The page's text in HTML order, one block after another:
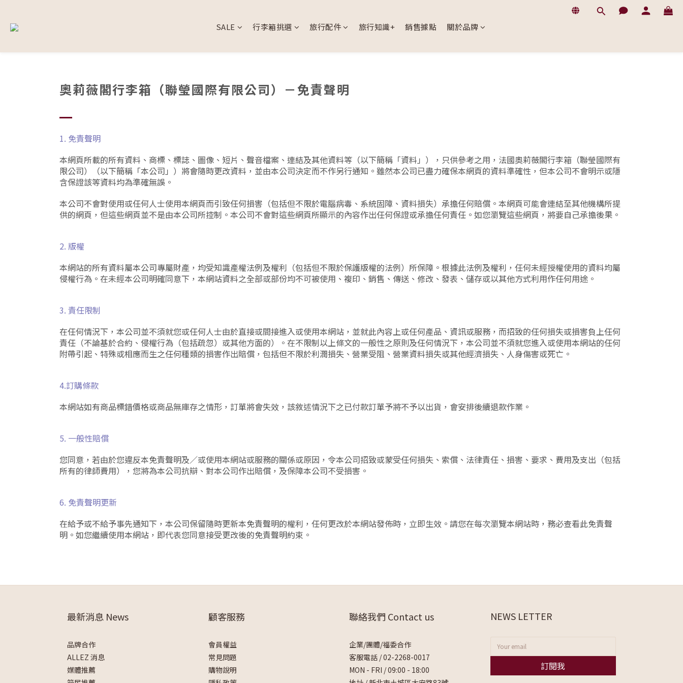
SALE 行李箱挑選 旅行配件 旅行知識+ 銷售據點 關於品牌
奧莉薇閣行李箱（聯瑩國際有限公司）－免責聲明
1. 免責聲明
本網頁所載的所有資料、商標、標誌、圖像、短片、聲音檔案、連結及其他資料等（以下簡稱「資料」），只供參考之用，法國奧莉薇閣行李箱（聯瑩國際有
限公司）（以下簡稱「本公司」）將會隨時更改資料，並由本公司決定而不作另行通知。雖然本公司已盡力確保本網頁的資料準確性，但本公司不會明示或隱
含保證該等資料均為準確無誤。
本公司不會對使用或任何人士使用本網頁而引致任何損害（包括但不限於電腦病毒、系統固障、資料損失）承擔任何賠償。本網頁可能會連結至其他機構所提
供的網頁，但這些網頁並不是由本公司所控制。本公司不會對這些網頁所顯示的內容作出任何保證或承擔任何責任。如您瀏覽這些網頁，將要自己承擔後果。
2. 版權
本網站的所有資料屬本公司專屬財產，均受知識產權法例及權利（包括但不限於保護版權的法例）所保障。根據此法例及權利，任何未經授權使用的資料均屬
侵權行為。在未經本公司明確同意下，本網站資料之全部或部份均不可被使用、複印、銷售、傳送、修改、發表、儲存或以其他方式利用作任何用途。
3. 責任限制
在任何情況下，本公司並不須就您或任何人士由於直接或間接進入或使用本網站，並就此內容上或任何產品、資訊或服務，而招致的任何損失或損害負上任何
責任（不論基於合約、侵權行為（包括疏忽）或其他方面的）。在不限制以上條文的一般性之原則及任何情況下，本公司並不須就您進入或使用本網站的任何
附帶引起、特殊或相應而生之任何種類的損害作出賠償，包括但不限於利潤損失、營業受阻、營業資料損失或其他經濟損失、人身傷害或死亡。
4.訂購條款
本網站如有商品標錯價格或商品無庫存之情形，訂單將會失效，該敘述情況下之已付款訂單予將不予以出貨，會安排後續退款作業。
5. 一般性賠償
您同意，若由於您違反本免責聲明及∕或使用本網站或服務的關係或原因，令本公司招致或蒙受任何損失、索償、法律責任、損害、要求、費用及支出（包括
所有的律師費用），您將為本公司抗辯、對本公司作出賠償，及保障本公司不受損害。
6. 免責聲明更新
在給予或不給予事先通知下，本公司保留隨時更新本免責聲明的權利，任何更改於本網站發佈時，立即生效。請您在每次瀏覽本網站時，務必查看此免責聲
明。如您繼續使用本網站，即代表您同意接受更改後的免責聲明約束。
最新消息 News
品牌合作
ALLEZ 消息
媒體推薦
顧客服務
會員權益
常見問題
購物說明
聯絡我們 Contact us
企業/團體/福委合作
客服電話 /02-2268-0017
MON - FRI / 09:00 - 18:00
NEWS LETTER
訂閱我